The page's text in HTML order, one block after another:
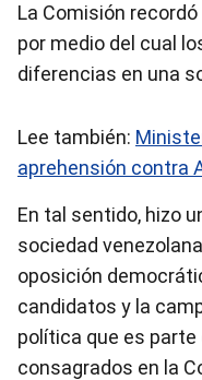
La Comisión
por medio del cual
diferencias en una
Lee también:
aprehensión contra
En tal sentido, hizo
sociedad
oposición
candidatos y la
política que es
consagrados en la